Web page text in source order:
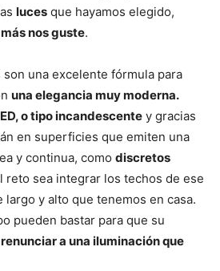
luces que hayamos elegido,
nos guste.
una excelente fórmula para
una elegancia muy moderna.
o tipo incandescente y gracias
en superficies que emiten una
y continua, como discretos
reto sea integrar los techos de ese
largo y alto que tenemos en casa.
pueden bastar para que su
a una iluminación que